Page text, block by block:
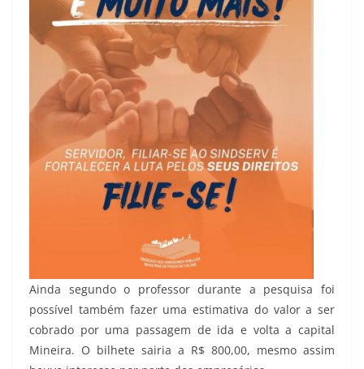
Ainda segundo o professor durante a pesquisa foi
possível também fazer uma estimativa do valor a ser
cobrado por uma passagem de ida e volta a capital
Mineira. O bilhete sairia a R$ 800,00, mesmo assim